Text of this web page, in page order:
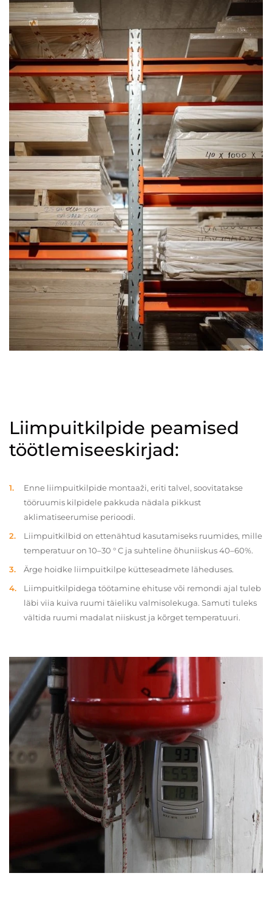
Liimpuitkilpide peamised
töötlemiseeskirjad:
Enne liimpuitkilpide montaaži, eriti talvel, soovitatakse
tööruumis kilpidele pakkuda nädala pikkust
aklimatiseerumise perioodi.
Liimpuitkilbid on ettenähtud kasutamiseks ruumides, mille
temperatuur on 10–30 ° C ja suhteline õhuniiskus 40–60%.
Ärge hoidke liimpuitkilpe kütteseadmete läheduses.
Liimpuitkilpidega töötamine ehituse või remondi ajal tuleb
läbi viia kuiva ruumi täieliku valmisolekuga. Samuti tuleks
vältida ruumi madalat niiskust ja kõrget temperatuuri.